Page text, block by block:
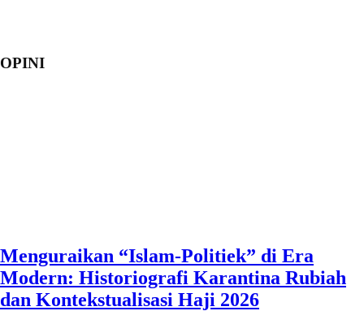
OPINI
Menguraikan “Islam-Politiek” di Era
Modern: Historiografi Karantina Rubiah
dan Kontekstualisasi Haji 2026